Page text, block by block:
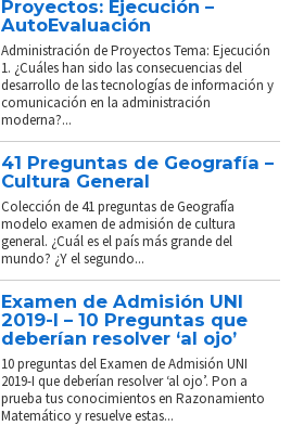
Proyectos: Ejecución –
AutoEvaluación
Administración de Proyectos Tema: Ejecución
1. ¿Cuáles han sido las consecuencias del
desarrollo de las tecnologías de información y
comunicación en la administración
moderna?...
41 Preguntas de Geografía –
Cultura General
Colección de 41 preguntas de Geografía
modelo examen de admisión de cultura
general. ¿Cuál es el país más grande del
mundo? ¿Y el segundo...
Examen de Admisión UNI
2019-I – 10 Preguntas que
deberían resolver ‘al ojo’
10 preguntas del Examen de Admisión UNI
2019-I que deberían resolver ‘al ojo’. Pon a
prueba tus conocimientos en Razonamiento
Matemático y resuelve estas...